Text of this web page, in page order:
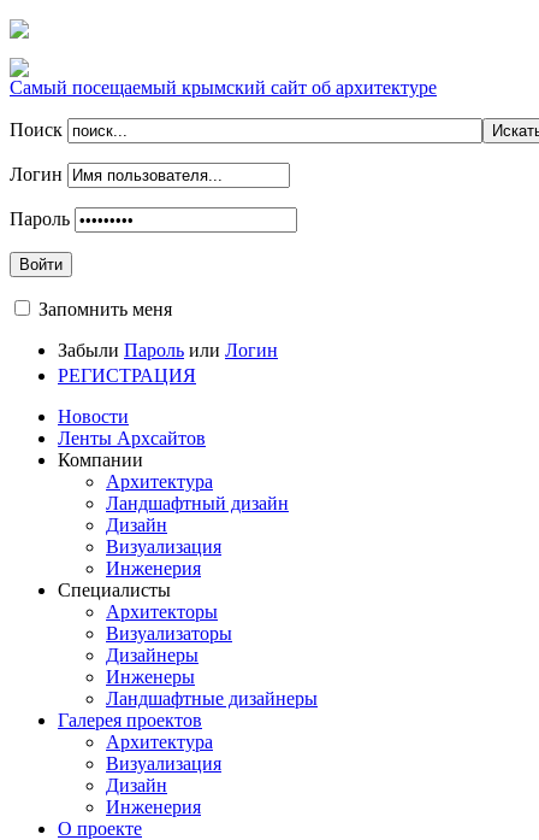
Самый посещаемый крымский сайт об архитектуре
Поиск
Логин
Пароль
Войти
Запомнить меня
Забыли Пароль или Логин
РЕГИСТРАЦИЯ
Новости
Ленты Архсайтов
Компании
Архитектура
Ландшафтный дизайн
Дизайн
Визуализация
Инженерия
Специалисты
Архитекторы
Визуализаторы
Дизайнеры
Инженеры
Ландшафтные дизайнеры
Галерея проектов
Архитектура
Визуализация
Дизайн
Инженерия
О проекте